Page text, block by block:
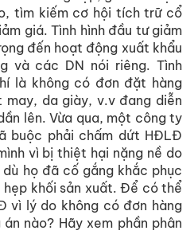
tìm kiếm cơ hội tích trữ cổ
giá. Tình hình đầu tư giảm
đến hoạt động xuất khẩu
và các DN nói riêng. Tình
là không có đơn đặt hàng
da giày, v.v đang diễn
lên. Vừa qua, một công ty
buộc phải chấm dứt HĐLĐ
vì bị thiệt hại nặng nề do
họ đã cố gắng khắc phục
hẹp khối sản xuất. Để có thể
vì lý do không có đơn hàng
nào? Hãy xem phần phân